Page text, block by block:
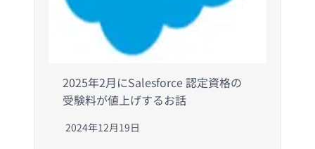
2025年2月にSalesforce 認定資格の
受験料が値上げするお話
2024年12月19日